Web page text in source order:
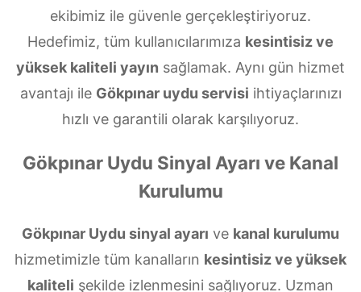
ekibimiz ile güvenle gerçekleştiriyoruz.
Hedefimiz, tüm kullanıcılarımıza kesintisiz ve
yüksek kaliteli yayın sağlamak. Aynı gün hizmet
avantajı ile Gökpınar uydu servisi ihtiyaçlarınızı
hızlı ve garantili olarak karşılıyoruz.
Gökpınar Uydu Sinyal Ayarı ve Kanal
Kurulumu
Gökpınar Uydu sinyal ayarı ve kanal kurulumu
hizmetimizle tüm kanalların kesintisiz ve yüksek
kaliteli şekilde izlenmesini sağlıyoruz. Uzman